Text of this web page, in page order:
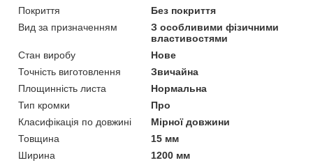
Покриття
Без покриття
Вид за призначенням
З особливими фізичними
властивостями
Стан виробу
Нове
Точність виготовлення
Звичайна
Площинність листа
Нормальна
Тип кромки
Про
Класифікація по довжині
Мірної довжини
Товщина
15 мм
Ширина
1200 мм